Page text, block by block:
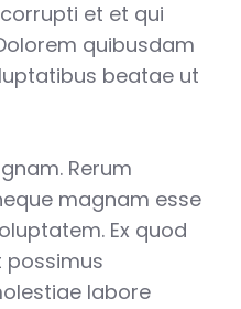
et et qui
quibusdam
beatae ut
Rerum
magnam esse
Ex quod
possimus
labore